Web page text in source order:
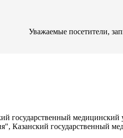
Уважаемые посетители,
государственный медицинский
Казанский государственный